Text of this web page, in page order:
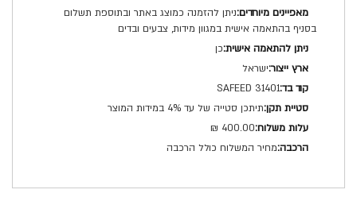
ניתן להזמנה כמוצג באתר ובתוספת תשלום
בסניף בהתאמה אישית במגוון מידות, צבעים ובדים
כן
ישראל
SAFEED 31401
תיתכן סטייה של עד 4% במידות המוצר
400.00 ₪
מחיר המשלוח כולל הרכבה